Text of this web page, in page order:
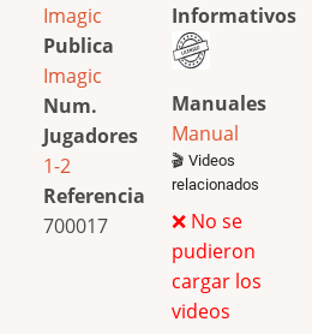
Imagic
Publica
Imagic
Num.
Jugadores
1-2
Referencia
700017
Informativos
Manuales
Manual
🎬 Videos
relacionados
❌ No se
pudieron
cargar los
videos